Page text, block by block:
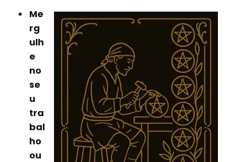
Me
rg
ulh
e
no
se
u
tra
bal
ho
ou